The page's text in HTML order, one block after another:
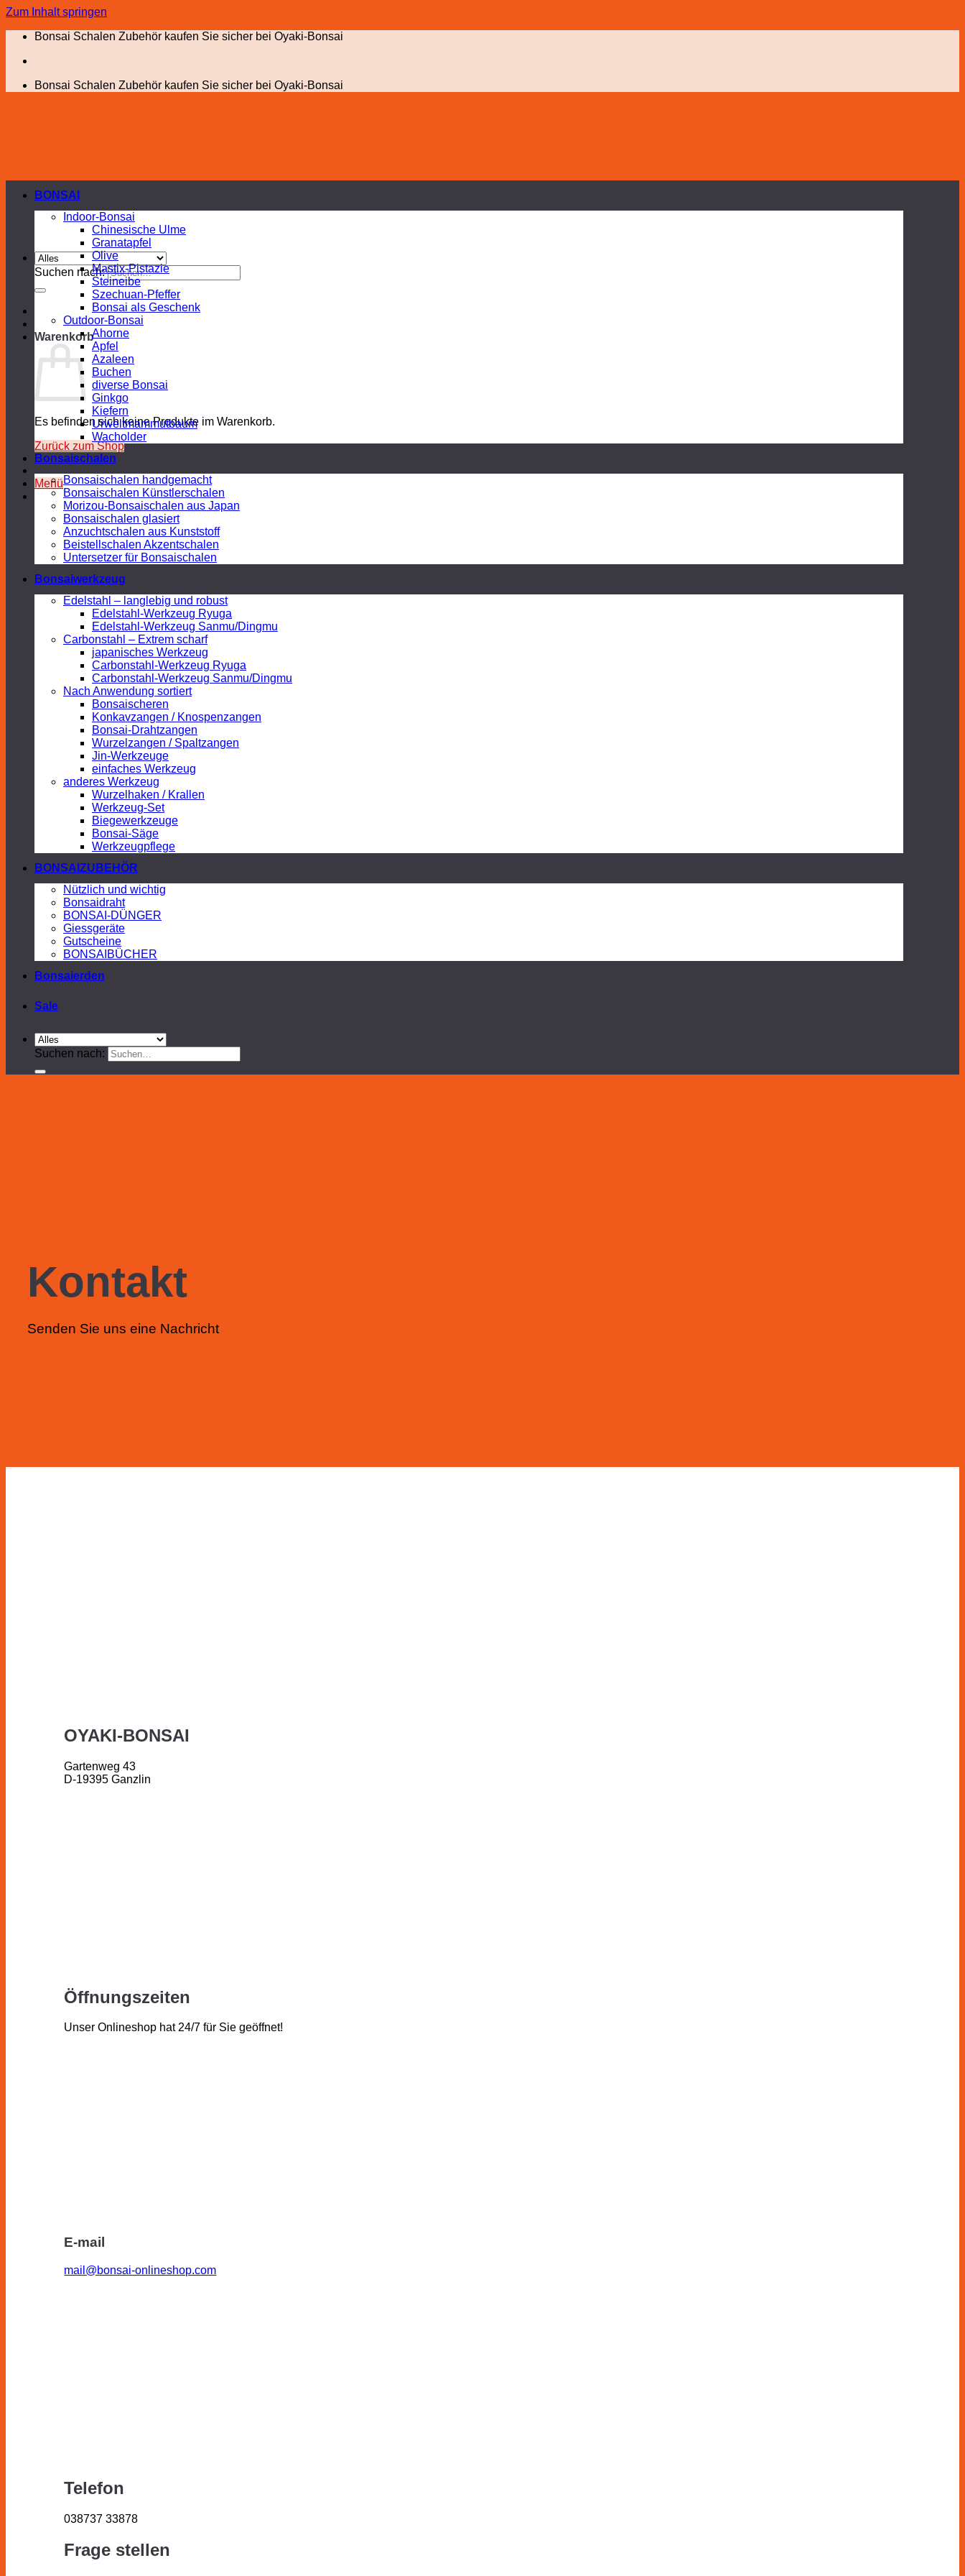
Zum Inhalt springen
Bonsai Schalen Zubehör kaufen Sie sicher bei Oyaki-Bonsai
Bonsai Schalen Zubehör kaufen Sie sicher bei Oyaki-Bonsai
Suchen nach:
Warenkorb
Es befinden sich keine Produkte im Warenkorb.
Zurück zum Shop
Menü
BONSAI
Indoor-Bonsai
Chinesische Ulme
Granatapfel
Olive
Mastix-Pistazie
Steineibe
Szechuan-Pfeffer
Bonsai als Geschenk
Outdoor-Bonsai
Ahorne
Apfel
Azaleen
Buchen
diverse Bonsai
Ginkgo
Kiefern
Urweltmammutbaum
Wacholder
Bonsaischalen
Bonsaischalen handgemacht
Bonsaischalen Künstlerschalen
Morizou-Bonsaischalen aus Japan
Bonsaischalen glasiert
Anzuchtschalen aus Kunststoff
Beistellschalen Akzentschalen
Untersetzer für Bonsaischalen
Bonsaiwerkzeug
Edelstahl – langlebig und robust
Edelstahl-Werkzeug Ryuga
Edelstahl-Werkzeug Sanmu/Dingmu
Carbonstahl – Extrem scharf
japanisches Werkzeug
Carbonstahl-Werkzeug Ryuga
Carbonstahl-Werkzeug Sanmu/Dingmu
Nach Anwendung sortiert
Bonsaischeren
Konkavzangen / Knospenzangen
Bonsai-Drahtzangen
Wurzelzangen / Spaltzangen
Jin-Werkzeuge
einfaches Werkzeug
anderes Werkzeug
Wurzelhaken / Krallen
Werkzeug-Set
Biegewerkzeuge
Bonsai-Säge
Werkzeugpflege
BONSAIZUBEHÖR
Nützlich und wichtig
Bonsaidraht
BONSAI-DÜNGER
Giessgeräte
Gutscheine
BONSAIBÜCHER
Bonsaierden
Sale
Suchen nach:
Kontakt
Senden Sie uns eine Nachricht
OYAKI-BONSAI
Gartenweg 43
D-19395 Ganzlin
Öffnungszeiten
Unser Onlineshop hat 24/7 für Sie geöffnet!
E-mail
mail@bonsai-onlineshop.com
Telefon
038737 33878
Frage stellen